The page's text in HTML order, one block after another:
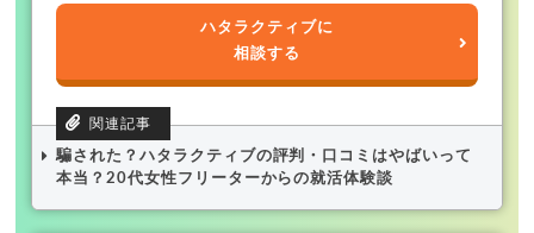
ハタラクティブに
相談する
騙された？ハタラクティブの評判・口コミはやばいって
本当？20代女性フリーターからの就活体験談